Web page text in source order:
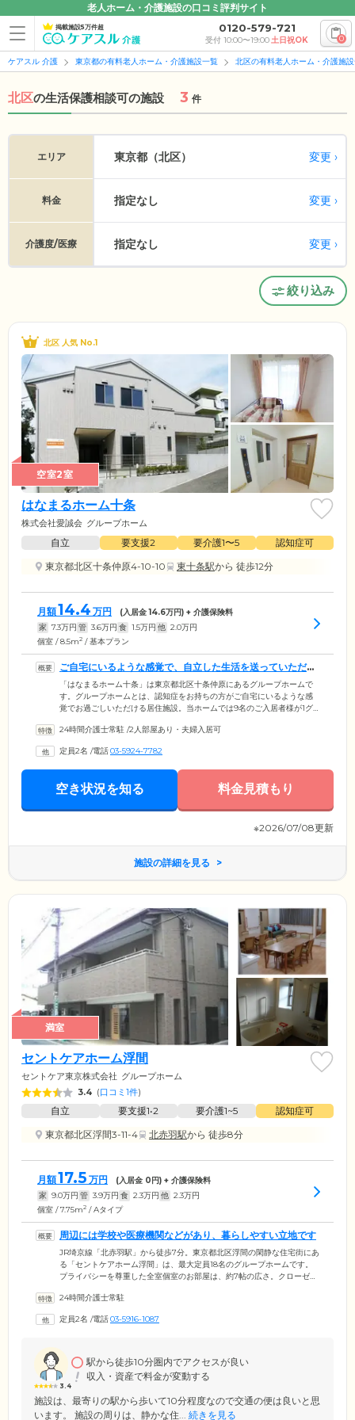
老人ホーム・介護施設の口コミ評判サイト
掲載施設5万件超 0120-579-721
受付 10:00〜19:00土日祝OK 0
ケアスル 介護 東京都の有料老人ホーム・介護施設一覧 北区の有料老人ホーム・介護施
北区の生活保護相談可の施設 3 件
エリア 東京都（北区） 変更
料金 指定なし 変更
介護度/医療 指定なし 変更
絞り込み
北区 人気 No.1
空室2室
はなまるホーム十条
株式会社愛誠会 グループホーム
自立 要支援2 要介護1〜5
認知症可
東京都北区十条仲原4-10-10
東十条駅から 徒歩12分
月額14.4 万円 (入居金14.6万円) + 介護保険料
家 7.3万円 管 3.6万円 食 1.5万円 他 2.0万円
個室 / 8.5m2 / 基本プラン
ご自宅にいるような感覚で、自立した生活を送っていただけ
ます
「はなまるホーム十条」は東京都北区十条仲原にあるグループホームで
す。グループホームとは、認知症をお持ちの方がご自宅にいるような感
覚でお過ごしいただける居住施設。当ホームでは9名のご入居者様が1グ
護5で、認知症の診断を受けた方です。当ホームではご入居者様の認知症
いった家事や入浴など、身の回りのことはできる範囲内でご入居者様ご
自身で行っていただいております。スタッフが安全性に配慮し、サポー
24時間介護士常駐 /2人部屋あり・夫婦入居可
定員2名 /電話03-5924-7782
空き状況を知る 料金見積もり
※2026/07/08更新
施設の詳細を見る
満室
セントケアホーム浮間
セントケア東京株式会社 グループホーム
3.4 (口コミ1件)
自立 要支援1•2 要介護1~5
認知症可
東京都北区浮間3-11-4
北赤羽駅から 徒歩8分
月額17.5 万円 (入居金 0円) + 介護保険料
家 9.0万円 管 3.9万円 食 2.3万円 他 2.3万円
個室 / 7.75m2 / Aタイプ
周辺には学校や医療機関などがあり、暮らしやすい立地です
JR埼京線「北赤羽駅」から徒歩7分。東京都北区浮間の閑静な住宅街にあ
る「セントケアホーム浮間」は、最大定員18名のグループホームです。
プライバシーを尊重した全室個室のお部屋は、約7帖の広さ。クローゼッ
お過ごしただける環境です。また、すべて介護に適したお部屋となって
受けられます。ホーム周辺には幼稚園や小学校、医療機関などがあり、
24時間介護士常駐
定員2名 /電話03-5916-1087
3.4
駅から徒歩10分圏内でアクセスが良い
収入・資産で料金が変動する
施設は、最寄りの駅から歩いて10分程度なので交通の便は良いと思
います。 施設の周りは、静かな住... 続きを見る